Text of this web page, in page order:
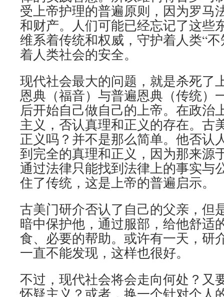
受上帝护理的普遍原则，因为罗马
和财产。人们可能已经忘记了这些
维系着传统和权威，守护着人类“
着人类社会的安全。
现代社会最大的问题，就是杀死了
恩典（福音）与普遍恩典（传统）
后开始自己做自己的上帝。在政治
主义，否认真理和正义的存在。古
正义吗？并不是那么简单。他否认
到完全的真理和正义，因为那来源
通过法律只能找到法律上的事实与
住了传统，这是上帝的普遍启示。
古美门研介否认了自己的父亲，但
暗中保护他，通过服部，给他舒适
食、必要的帮助。或许有一天，研
一直不能发现，这样也很好。
不过，现代社会将会走向何处？又
怀疑主义？或者，换一个针对个人